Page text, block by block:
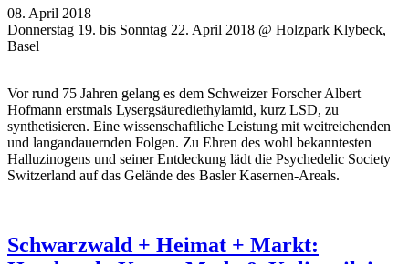
08. April 2018
Donnerstag 19. bis Sonntag 22. April 2018 @ Holzpark Klybeck,
Basel
Vor rund 75 Jahren gelang es dem Schweizer Forscher Albert
Hofmann erstmals Lysergsäurediethylamid, kurz LSD, zu
synthetisieren. Eine wissenschaftliche Leistung mit weitreichenden
und langandauernden Folgen. Zu Ehren des wohl bekanntesten
Halluzinogens und seiner Entdeckung lädt die Psychedelic Society
Switzerland auf das Gelände des Basler Kasernen-Areals.
Schwarzwald + Heimat + Markt: